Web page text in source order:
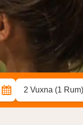
2 Vuxna (1 Rum)